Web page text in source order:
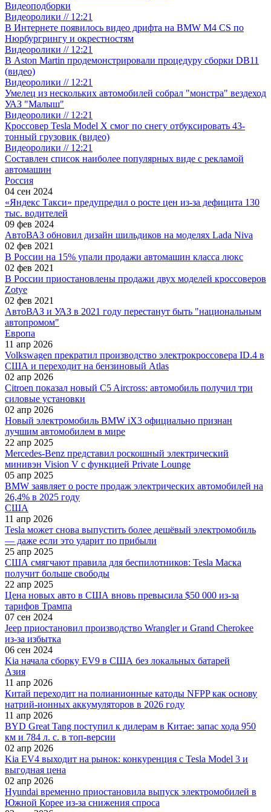
Видеоподборки
Видеоролики // 12:21
В Интернете появилось видео дрифта на BMW M4 CS по
Нюрбургрингу и окрестностям
Видеоролики // 12:21
В Aston Martin продемонстрировали процедуру сборки DB11
(видео)
Видеоролики // 12:21
Умелец из нескольких автомобилей собрал "монстра" вездеход
УАЗ "Малыш"
Видеоролики // 12:21
Кроссовер Tesla Model X смог по снегу отбуксировать 43-
тонный грузовик (видео)
Видеоролики // 12:21
Составлен список наиболее популярных виде с рекламой
автомашин
Россия
04 сен 2024
«Яндекс Такси» предупредил о росте цен из-за дефицита 130
тыс. водителей
09 фев 2024
АвтоВАЗ обновил дизайн шильдиков на моделях Lada Niva
02 фев 2021
В России на 15% упали продажи автомашин класса люкс
02 фев 2021
В России приостановлены продажи двух моделей кроссоверов
Zotye
02 фев 2021
АвтоВАЗ и УАЗ в 2021 году перестанут быть "национальным
автопромом"
Европа
11 апр 2026
Volkswagen прекратил производство электрокроссовера ID.4 в
США и переходит на бензиновый Atlas
02 апр 2026
Citroen показал новый C5 Aircross: автомобиль получил три
силовые установки
02 апр 2026
Новый электромобиль BMW iX3 официально признан
лучшим автомобилем в мире
22 апр 2025
Mercedes-Benz представил роскошный электрический
минивэн Vision V с функцией Private Lounge
05 апр 2025
BMW заявляет о росте продаж электрических автомобилей на
26,4% в 2025 году
США
11 апр 2026
Tesla может снова выпустить более дешёвый электромобиль
— даже если это ударит по прибыли
25 апр 2025
США смягчают правила для беспилотников: Tesla Маска
получит больше свободы
22 апр 2025
Цена новых авто в США вновь превысила $50 000 из-за
тарифов Трампа
07 сен 2024
Jeep приостановил производство Wrangler и Grand Cherokee
из-за избытка
06 сен 2024
Kia начала сборку EV9 в США без локальных батарей
Азия
11 апр 2026
Китай переходит на полианионные катоды NFPP как основу
натрий-ионных аккумуляторов в 2026 году
11 апр 2026
BYD Great Tang поступил к дилерам в Китае: запас хода 950
км и 784 л. с. в топ-версии
02 апр 2026
Kia EV4 выходит на рынок: конкуренция с Tesla Model 3 и
выгодная цена
02 апр 2026
Hyundai временно приостановила выпуск электромобилей в
Южной Корее из-за снижения спроса